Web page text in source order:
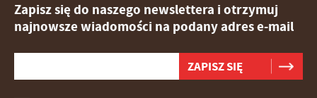
Zapisz się do naszego newslettera i otrzymuj
najnowsze wiadomości na podany adres e-mail